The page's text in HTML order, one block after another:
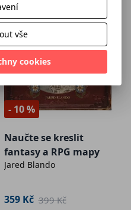
- 10 %
Naučte se kreslit
fantasy a RPG mapy
Jared Blando
359 Kč 399 Kč
vše
cookies